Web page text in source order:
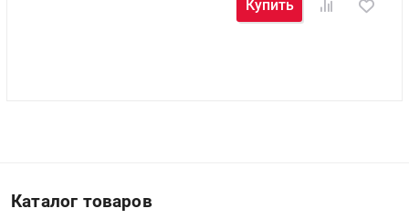
Купить
Каталог товаров